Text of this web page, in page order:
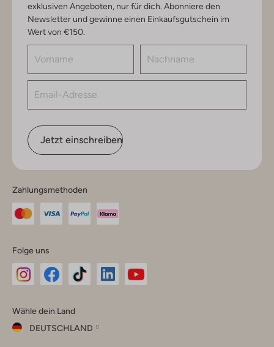
exklusiven Angeboten, nur für dich. Abonniere den
Newsletter und gewinne einen Einkaufsgutschein im
Wert von €150.
Jetzt einschreiben
Zahlungsmethoden
Folge uns
Instagram
Facebook
TikTok
Wähle dein Land
DEUTSCHLAND